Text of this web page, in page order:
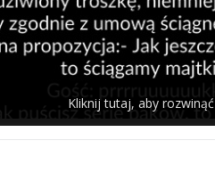
Kliknij tutaj, aby rozwinąć